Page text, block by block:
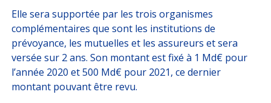
Elle sera supportée par les trois organismes
complémentaires que sont les institutions de
prévoyance, les mutuelles et les assureurs et sera
versée sur 2 ans. Son montant est fixé à 1 Md€ pour
l’année 2020 et 500 Md€ pour 2021, ce dernier
montant pouvant être revu.